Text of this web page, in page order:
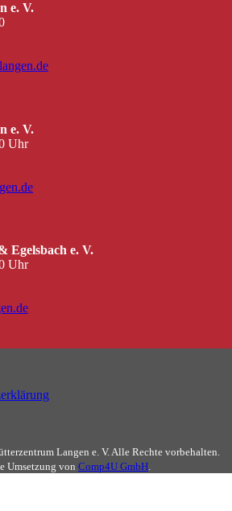
e. V.
e. V.
Uhr
Egelsbach e. V.
Uhr
Langen e. V. Alle Rechte vorbehalten.
Umsetzung von Comp4U GmbH.